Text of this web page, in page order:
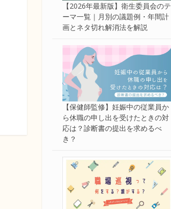
【2026年最新版】衛生委員会のテ
ーマ一覧｜月別の議題例・年間計
画とネタ切れ解消法を解説
【保健師監修】妊娠中の従業員か
ら休職の申し出を受けたときの対
応は？診断書の提出を求めるべ
き？